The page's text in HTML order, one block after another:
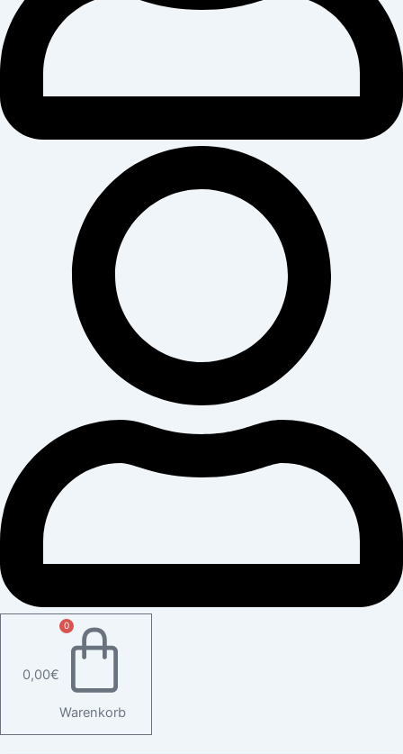
0,00€
0
Warenkorb